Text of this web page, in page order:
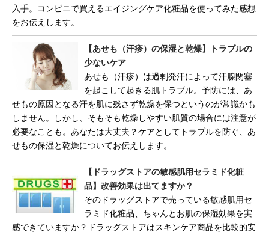
入手。コンビニで買えるエイジングケア化粧品を使ってみた感想
をお伝えします。
【あせも（汗疹）の保湿と乾燥】トラブルの
少ないケア
あせも（汗疹）は過剰発汗によって汗腺閉塞
を起こして起きる肌トラブル。予防には、あ
せもの原因となる汗を肌に残さず乾燥を保つというのが常識かも
しません。しかし、そもそも乾燥しやすい肌質の場合には注意が
必要なことも。あなたは大丈夫？ケアとしてトラブルを防ぐ、あ
せもの保湿と乾燥についてお伝えします。
【ドラッグストアの敏感肌用セラミド化粧
品】改善効果は出てますか？
そのドラッグストアで売っている敏感肌用セ
ラミド化粧品、ちゃんとお肌の保湿効果を実
感できていますか？ドラッグストアはスキンケア商品を比較的安